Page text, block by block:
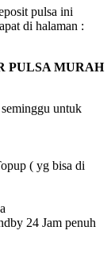
pulsa ini
di halaman :
PULSA MURAH
untuk
( yg bisa di
24 Jam penuh